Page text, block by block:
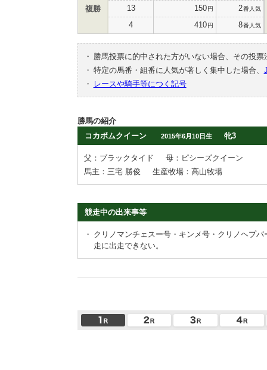
複勝 13 150円 2番人気
4 410円 8番人気
・
勝馬投票に的中された方がいない場合、その投
・ 特定の馬番・組番に人気が著しく集中した場合、
・
レースや騎手等につく記号
勝馬の紹介
コカボムクイーン
2015年6月10日生 牝3
父：ブラックタイド
母：ピシーズクイーン
馬主：三宅 勝俊
生産牧場：高山牧場
競走中の出来事等
・ クリノマンチェスー号・キンメ号・クリノヘプ
走に出走できない。